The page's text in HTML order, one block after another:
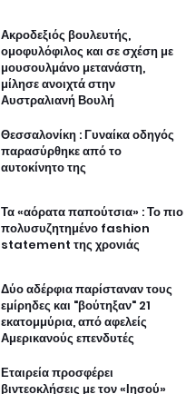
Ακροδεξιός βουλευτής,
ομοφυλόφιλος και σε σχέση με
μουσουλμάνο μετανάστη,
μίλησε ανοιχτά στην
Αυστραλιανή Βουλή
Θεσσαλονίκη : Γυναίκα οδηγός
παρασύρθηκε από το
αυτοκίνητο της
Τα «αόρατα παπούτσια» : Το πιο
πολυσυζητημένο fashion
statement της χρονιάς
Δύο αδέρφια παρίσταναν τους
εμίρηδες και "βούτηξαν" 21
εκατομμύρια, από αφελείς
Αμερικανούς επενδυτές
Εταιρεία προσφέρει
βιντεοκλήσεις με τον «Ιησού»